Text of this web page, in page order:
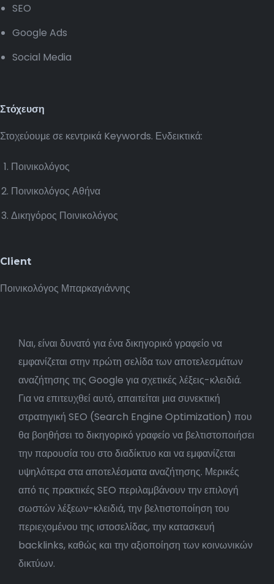
SEO
Google Ads
Social Media
Στόχευση
Στοχεύουμε σε κεντρικά Keywords. Ενδεικτικά:
Ποινικολόγος
Ποινικολόγος Αθήνα
Δικηγόρος Ποινικολόγος
Client
Ποινικολόγος Μπαρκαγιάννης
Ναι, είναι δυνατό για ένα δικηγορικό γραφείο να
εμφανίζεται στην πρώτη σελίδα των αποτελεσμάτων
αναζήτησης της Google για σχετικές λέξεις-κλειδιά.
Για να επιτευχθεί αυτό, απαιτείται μια συνεκτική
στρατηγική SEO (Search Engine Optimization) που
θα βοηθήσει το δικηγορικό γραφείο να βελτιστοποιήσει
την παρουσία του στο διαδίκτυο και να εμφανίζεται
υψηλότερα στα αποτελέσματα αναζήτησης. Μερικές
από τις πρακτικές SEO περιλαμβάνουν την επιλογή
σωστών λέξεων-κλειδιά, την βελτιστοποίηση του
περιεχομένου της ιστοσελίδας, την κατασκευή
backlinks, καθώς και την αξιοποίηση των κοινωνικών
δικτύων.